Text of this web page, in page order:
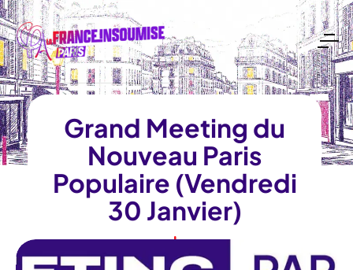
Grand Meeting du
Nouveau Paris
Populaire (Vendredi
30 Janvier)